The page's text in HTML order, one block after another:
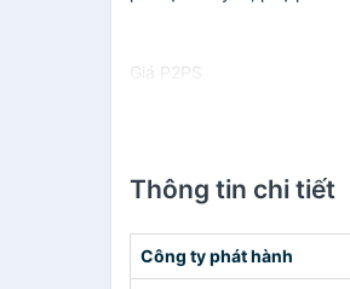
Giá P2PS
Thông tin chi tiết
Công ty phát hành